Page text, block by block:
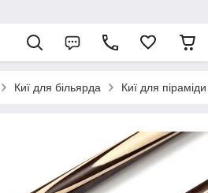
Киї для більярда Киї для піраміди